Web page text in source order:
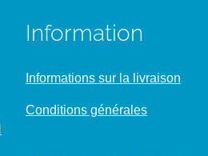
Information
Informations sur la livraison
Conditions générales